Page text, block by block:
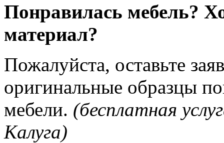
Понравилась мебель?
материал?
Пожалуйста, оставьте
оригинальные образцы
мебели. (бесплатная
Калуга)